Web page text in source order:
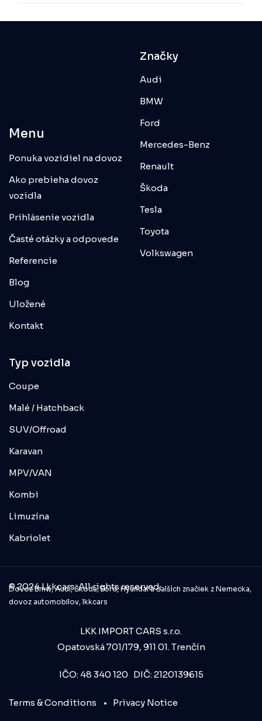
Menu
Ponuka vozidiel na dovoz
Ako prebieha dovoz
vozidla
Prihlásenie vozidla
Časté otázky a odpovede
Referencie
Blog
Uložené
Kontakt
Značky
Audi
BMW
Ford
Mercedes-Benz
Renault
Škoda
Tesla
Toyota
Volkswagen
Typ vozidla
Coupe
Malé / Hatchback
SUV/Offroad
Karavan
MPV/VAN
Kombi
Limuzína
Kabriolet
© 2024 Lkkcars. All rights reserved.
Dovoz Bmw, Audi, Škoda, Ford, Hyundai a ďalších značiek z Nemecka,
dovoz automobilov, lkkcars
LKK IMPORT CARS s.r.o.
Opatovská 701/179, 911 01. Trenčín
IČO: 48 340 120 DIČ: 2120139615
Terms & Conditions Privacy Notice